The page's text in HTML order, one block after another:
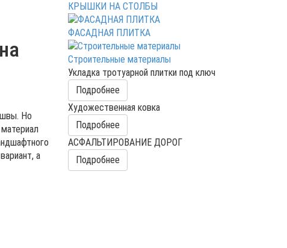
швы. Но
а
КРЫШКИ НА СТОЛБЫ
ФАСАДНАЯ ПЛИТКА
Строительные материалы
Укладка тротуарной плитки под ключ
Подробнее
Художественная ковка
Подробнее
АСФАЛЬТИРОВАНИЕ ДОРОГ
Подробнее